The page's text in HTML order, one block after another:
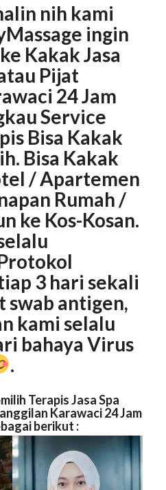
nih kami
ingin
Kakak Jasa
Pijat
24 Jam
Service
Bisa Kakak
Bisa Kakak
/ Apartemen
Rumah /
ke Kos-Kosan.
3 hari sekali
swab antigen,
kami selalu
bahaya Virus
.
Terapis Jasa Spa
Karawaci 24 Jam
berikut :